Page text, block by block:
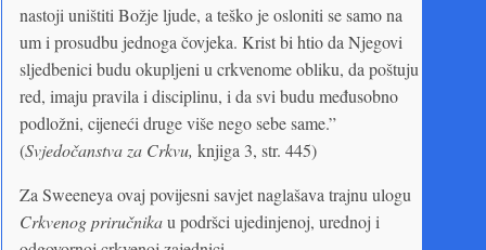
nastoji uništiti Božje ljude, a teško je osloniti se samo na
um i prosudbu jednoga čovjeka. Krist bi htio da Njegovi
sljedbenici budu okupljeni u crkvenome obliku, da poštuju
red, imaju pravila i disciplinu, i da svi budu međusobno
podložni, cijeneći druge više nego sebe same.”
(Svjedočanstva za Crkvu, knjiga 3, str. 445)
Za Sweeneya ovaj povijesni savjet naglašava trajnu ulogu
Crkvenog priručnikau podršci ujedinjenoj, urednoj i